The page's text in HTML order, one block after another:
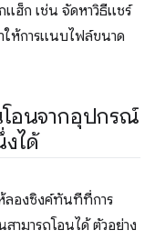
ฮ็ก เช่น จัดหาวิธีแชร์
ห้การแนบไฟล์ขนาด
โอนจากอุปกรณ์
ได้
ลองซิงค์ทันทีที่การ
ามารถโอนได้ ตัวอย่าง